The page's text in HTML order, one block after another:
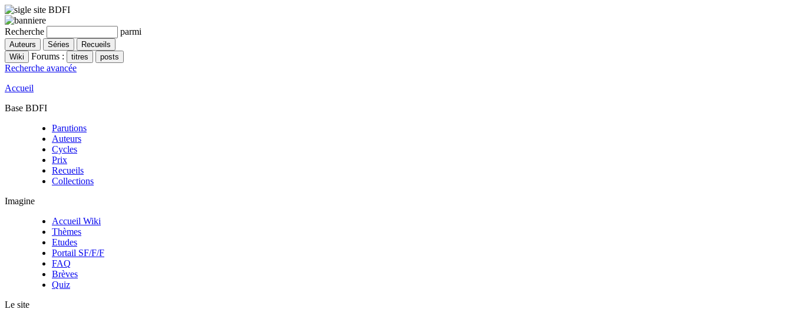
Recherche parmi
Forums :
Recherche avancée
Accueil
Base BDFI
Parutions
Auteurs
Cycles
Prix
Recueils
Collections
Imagine
Accueil Wiki
Thèmes
Etudes
Portail SF/F/F
FAQ
Brèves
Quiz
Le site